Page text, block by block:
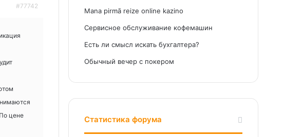
#77742
цене
Mana pirmā reize online kazino
Сервисное обслуживание кофемашин
Есть ли смысл искать бухгалтера?
Обычный вечер с покером
Статистика форума